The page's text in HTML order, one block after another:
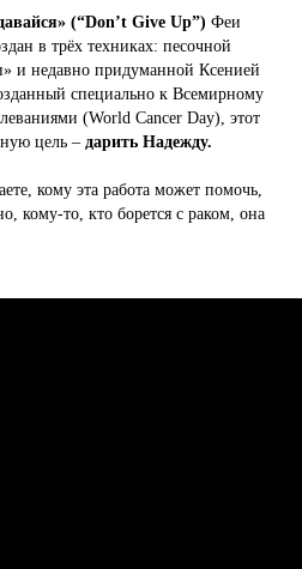
(“Don’t Give Up”) Феи
в трёх техниках: песочной
и недавно придуманной Ксенией
специально к Всемирному
(World Cancer Day), этот
цель – дарить Надежду.
кому эта работа может помочь,
кому-то, кто борется с раком, она